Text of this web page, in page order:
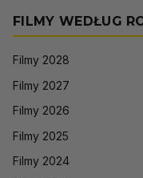
FILMY WEDŁUG
Filmy 2028
Filmy 2027
Filmy 2026
Filmy 2025
Filmy 2024